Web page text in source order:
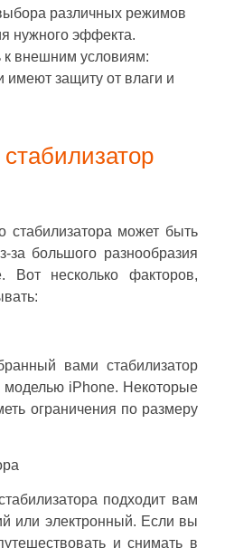
различных режимов
нужного эффекта.
к внешним условиям:
имеют защиту от влаги и
стабилизатора может быть
за большого разнообразия
Вот несколько факторов,
вами стабилизатор
iPhone. Некоторые
ограничения по размеру
подходит вам
или электронный. Если вы
и снимать в